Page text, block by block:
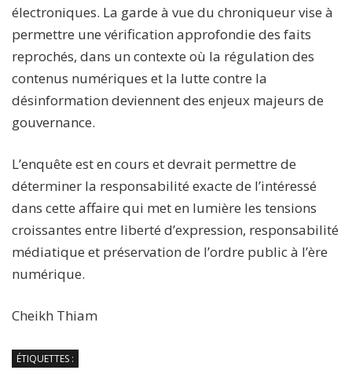
électroniques. La garde à vue du chroniqueur vise à
permettre une vérification approfondie des faits
reprochés, dans un contexte où la régulation des
contenus numériques et la lutte contre la
désinformation deviennent des enjeux majeurs de
gouvernance.
L’enquête est en cours et devrait permettre de
déterminer la responsabilité exacte de l’intéressé
dans cette affaire qui met en lumière les tensions
croissantes entre liberté d’expression, responsabilité
médiatique et préservation de l’ordre public à l’ère
numérique.
Cheikh Thiam
ÉTIQUETTES :